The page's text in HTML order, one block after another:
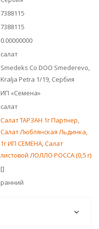
7388115
7388115
0.00000000
салат
Smedeks Co DOO Smederevo,
Kralja Petra 1/19, Сербия
ИП «Семена»
салат
Салат ТАРЗАН 1г Партнер,
Салат Люблянская Льдинка,
1г ИП СЕМЕНА,Салат
листовой ЛОЛЛО РОССА (0,5 г)
[]
ранний